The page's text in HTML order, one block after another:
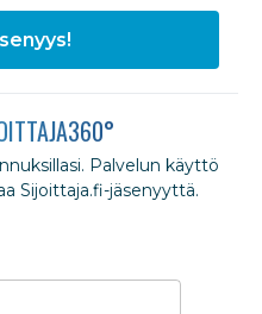
Palvelun käyttö
Sijoittaja.fi-jäsenyyttä.